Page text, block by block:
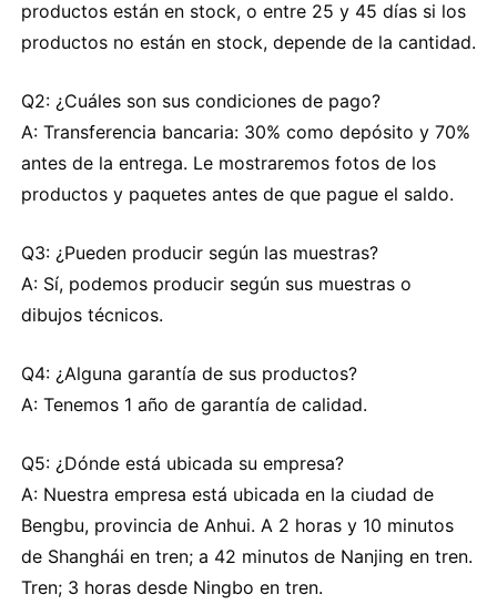
productos están en stock, o entre 25 y 45 días si los
productos no están en stock, depende de la cantidad.
Q2: ¿Cuáles son sus condiciones de pago?
A: Transferencia bancaria: 30% como depósito y 70%
antes de la entrega. Le mostraremos fotos de los
productos y paquetes antes de que pague el saldo.
Q3: ¿Pueden producir según las muestras?
A: Sí, podemos producir según sus muestras o
dibujos técnicos.
Q4: ¿Alguna garantía de sus productos?
A: Tenemos 1 año de garantía de calidad.
Q5: ¿Dónde está ubicada su empresa?
A: Nuestra empresa está ubicada en la ciudad de
Bengbu, provincia de Anhui. A 2 horas y 10 minutos
de Shanghái en tren; a 42 minutos de Nanjing en tren.
Tren; 3 horas desde Ningbo en tren.